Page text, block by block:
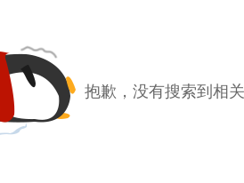
抱歉，没有搜索到相